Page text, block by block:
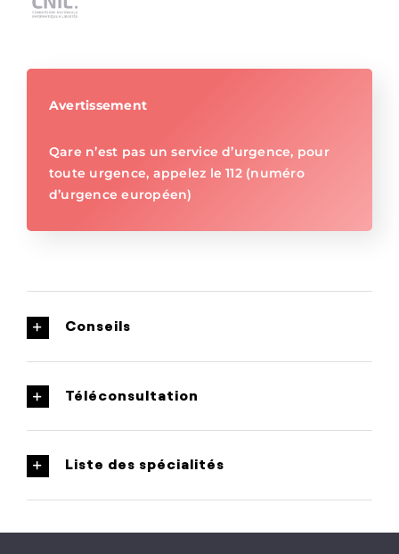
Avertissement
Qare n’est pas un service d’urgence, pour
toute urgence, appelez le 112 (numéro
d’urgence européen)
Conseils
Téléconsultation
Liste des spécialités